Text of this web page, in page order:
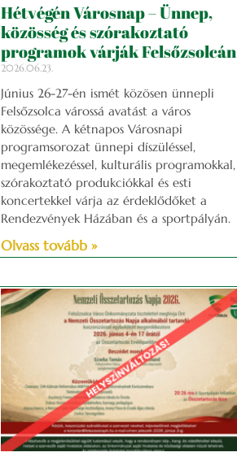
Hétvégén Városnap – Ünnep,
közösség és szórakoztató
programok várják Felsőzsolcán
2026.06.23.
Június 26-27-én ismét közösen ünnepli
Felsőzsolca várossá avatást a város
közössége. A kétnapos Városnapi
programsorozat ünnepi díszüléssel,
megemlékezéssel, kulturális programokkal,
szórakoztató produkciókkal és esti
koncertekkel várja az érdeklődőket a
Rendezvények Házában és a sportpályán.
Olvass tovább »